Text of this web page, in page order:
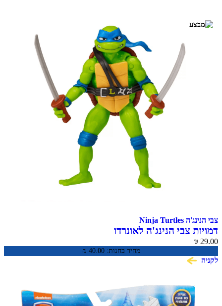
צבי הנינג'ה Ninja Turtles
דמויות צבי הנינג'ה לאונרדו
מחיר בחנות: ₪ 40.00
₪ 29.00
לקניה